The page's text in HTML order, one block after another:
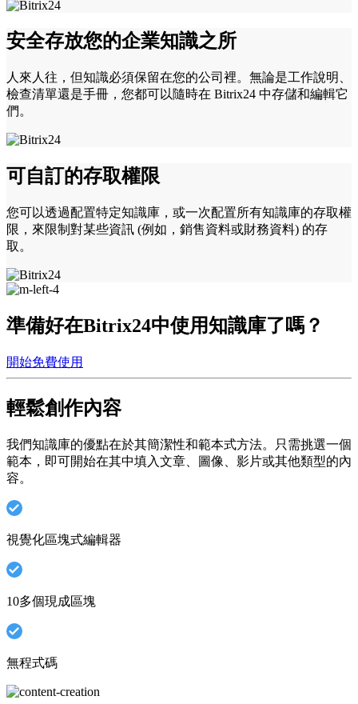
安全存放您的企業知識之所
人來人往，但知識必須保留在您的公司裡。無論是工作說明、
檢查清單還是手冊，您都可以隨時在 Bitrix24 中存儲和編輯它
們。
可自訂的存取權限
您可以透過配置特定知識庫，或一次配置所有知識庫的存取權
限，來限制對某些資訊 (例如，銷售資料或財務資料) 的存
取。
準備好在Bitrix24中使用知識庫了嗎？
開始免費使用
輕鬆創作內容
我們知識庫的優點在於其簡潔性和範本式方法。只需挑選一個
範本，即可開始在其中填入文章、圖​​像、影片或其他類型的內
容。
視覺化區塊式編輯器
10多個現成區塊
無程式碼